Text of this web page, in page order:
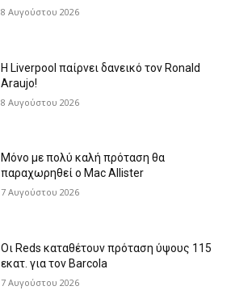
8 Αυγούστου 2026
Η Liverpool παίρνει δανεικό τον Ronald
Araujo!
8 Αυγούστου 2026
Μόνο με πολύ καλή πρόταση θα
παραχωρηθεί ο Mac Allister
7 Αυγούστου 2026
Οι Reds καταθέτουν πρόταση ύψους 115
εκατ. για τον Barcola
7 Αυγούστου 2026